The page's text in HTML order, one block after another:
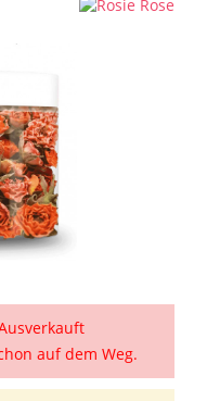
auf dem Weg.